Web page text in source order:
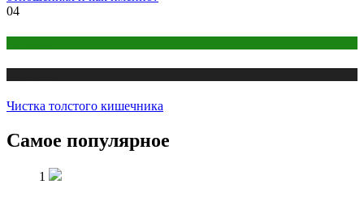
04
Чистка толстого кишечника
Самое популярное
1